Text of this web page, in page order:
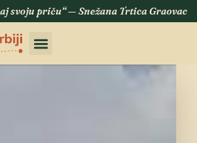
svoju priču“ — Snežana Trtica Graovac